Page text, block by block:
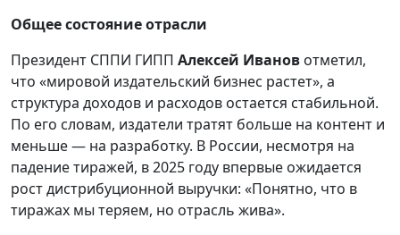
Общее состояние отрасли
Президент СППИ ГИПП Алексей Иванов отметил,
что «мировой издательский бизнес растет», а
структура доходов и расходов остается стабильной.
По его словам, издатели тратят больше на контент и
меньше — на разработку. В России, несмотря на
падение тиражей, в 2025 году впервые ожидается
рост дистрибуционной выручки: «Понятно, что в
тиражах мы теряем, но отрасль жива».